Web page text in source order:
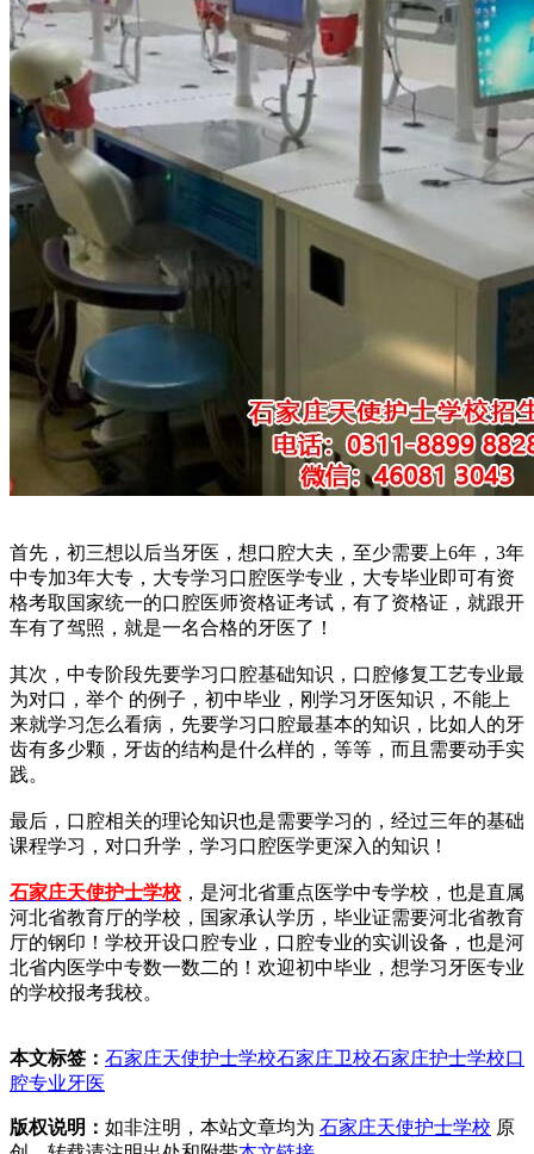
首先，初三想以后当牙医，想口腔大夫，至少需要上6年，3年
中专加3年大专，大专学习口腔医学专业，大专毕业即可有资
格考取国家统一的口腔医师资格证考试，有了资格证，就跟开
车有了驾照，就是一名合格的牙医了！
其次，中专阶段先要学习口腔基础知识，口腔修复工艺专业最
为对口，举个 的例子，初中毕业，刚学习牙医知识，不能上
来就学习怎么看病，先要学习口腔最基本的知识，比如人的牙
齿有多少颗，牙齿的结构是什么样的，等等，而且需要动手实
践。
最后，口腔相关的理论知识也是需要学习的，经过三年的基础
课程学习，对口升学，学习口腔医学更深入的知识！
石家庄天使护士学校 ，是河北省重点医学中专学校，也是直属
河北省教育厅的学校，国家承认学历，毕业证需要河北省教育
厅的钢印！学校开设口腔专业，口腔专业的实训设备，也是河
北省内医学中专数一数二的！欢迎初中毕业，想学习牙医专业
的学校报考我校。
本文标签： 石家庄天使护士学校石家庄卫校石家庄护士学校口
腔专业牙医
版权说明： 如非注明，本站文章均为 石家庄天使护士学校 原